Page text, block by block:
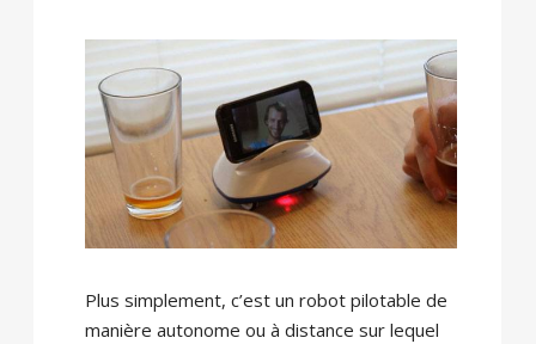
Plus simplement, c’est un robot pilotable de
manière autonome ou à distance sur lequel